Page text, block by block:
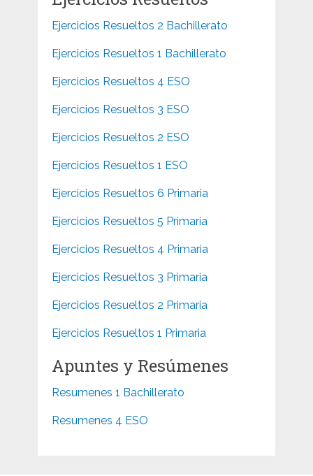
Ejercicios Resueltos 2 Bachillerato
Ejercicios Resueltos 1 Bachillerato
Ejercicios Resueltos 4 ESO
Ejercicios Resueltos 3 ESO
Ejercicios Resueltos 2 ESO
Ejercicios Resueltos 1 ESO
Ejercicios Resueltos 6 Primaria
Ejercicios Resueltos 5 Primaria
Ejercicios Resueltos 4 Primaria
Ejercicios Resueltos 3 Primaria
Ejercicios Resueltos 2 Primaria
Ejercicios Resueltos 1 Primaria
Apuntes y Resúmenes
Resumenes 1 Bachillerato
Resumenes 4 ESO